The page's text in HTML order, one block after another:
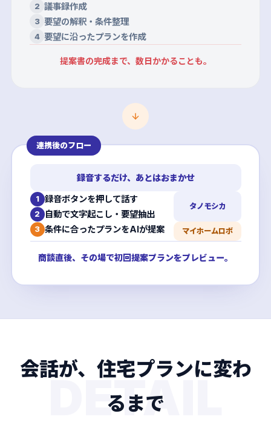
2 議事録作成
3 要望の解釈・条件整理
4 要望に沿ったプランを作成
提案書の完成まで、数日かかることも。
連携後のフロー
録音するだけ、あとはおまかせ
1 録音ボタンを押して話す
2 自動で文字起こし・要望抽出
タノモシカ
3 条件に合ったプランをAIが提案 マイホームロボ
商談直後、その場で初回提案プランをプレビュー。
DETAIL
会話が、住宅プランに変わ
るまで